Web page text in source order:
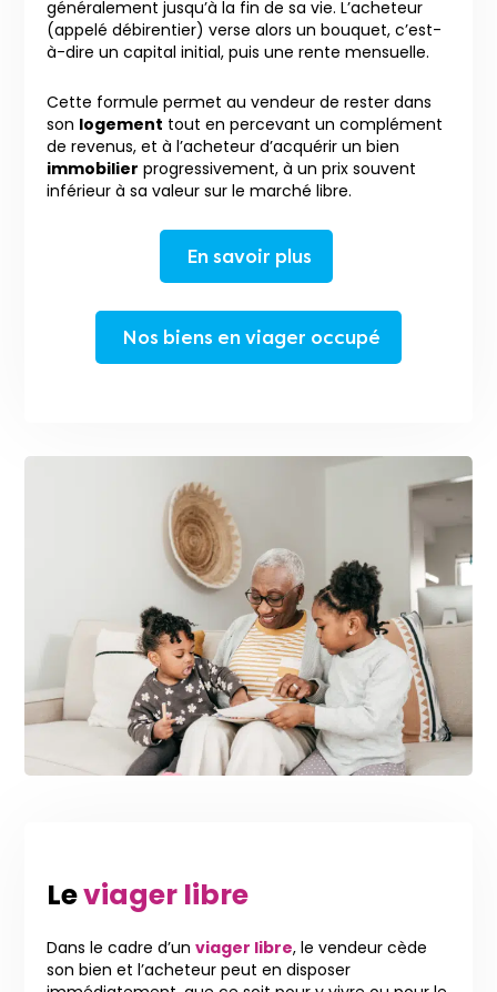
généralement jusqu’à la fin de sa vie. L’acheteur
(appelé débirentier) verse alors un bouquet, c’est-
à-dire un capital initial, puis une rente mensuelle.
Cette formule permet au vendeur de rester dans
son logement tout en percevant un complément
de revenus, et à l’acheteur d’acquérir un bien
immobilier progressivement, à un prix souvent
inférieur à sa valeur sur le marché libre.
En savoir plus
Nos biens en viager occupé
Leviager libre
Dans le cadre d’un viager libre, le vendeur cède
son bien et l’acheteur peut en disposer